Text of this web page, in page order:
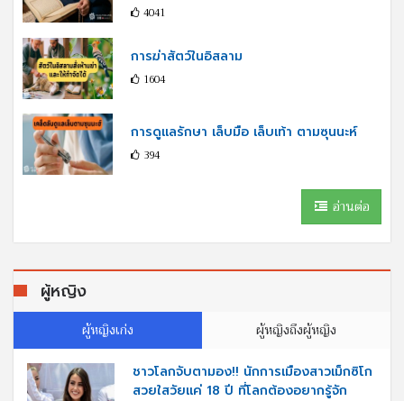
4041
การฆ่าสัตว์ในอิสลาม
1604
การดูแลรักษา เล็บมือ เล็บเท้า ตามซุนนะห์
394
อ่านต่อ
ผู้หญิง
ผู้หญิงเก่ง ผู้หญิงถึงผู้หญิง
ชาวโลกจับตามอง!! นักการเมืองสาวเม็กซิโก
สวยใสวัยแค่ 18 ปี ที่โลกต้องอยากรู้จัก